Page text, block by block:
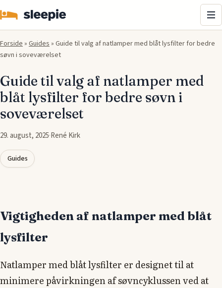
Forside» Guides» Guide til valg af natlamper med blåt lysfilter for bedre
søvn i soveværelset
Guide til valg af natlamper med
blåt lysfilter for bedre søvn i
soveværelset
29. august, 2025·René Kirk
Guides
Vigtigheden af natlamper med blåt
lysfilter
Natlamper med blåt lysfilter er designet til at
minimere påvirkningen af søvncyklussen ved at